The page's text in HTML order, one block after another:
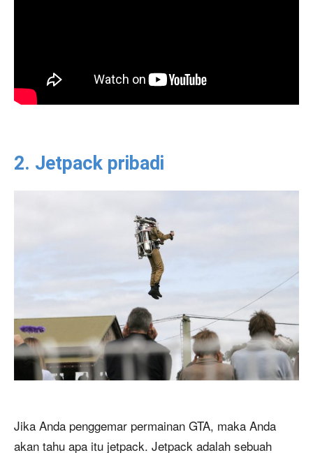
2. Jetpack pribadi
Jika Anda penggemar permainan GTA, maka Anda
akan tahu apa itu jetpack. Jetpack adalah sebuah